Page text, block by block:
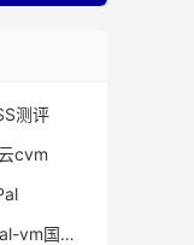
测评
cvm
digital-vm国外vps